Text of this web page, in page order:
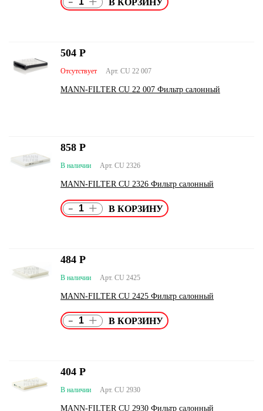
Арт. CU 22 007
Отсутствует
MANN-FILTER CU 22 007 Фильтр салонный
504 Р
Арт. CU 2326
В наличии
MANN-FILTER CU 2326 Фильтр салонный
858 Р
- +
Арт. CU 2425
В наличии
MANN-FILTER CU 2425 Фильтр салонный
484 Р
- +
Арт. CU 2930
В наличии
MANN-FILTER CU 2930 Фильтр салонный
404 Р